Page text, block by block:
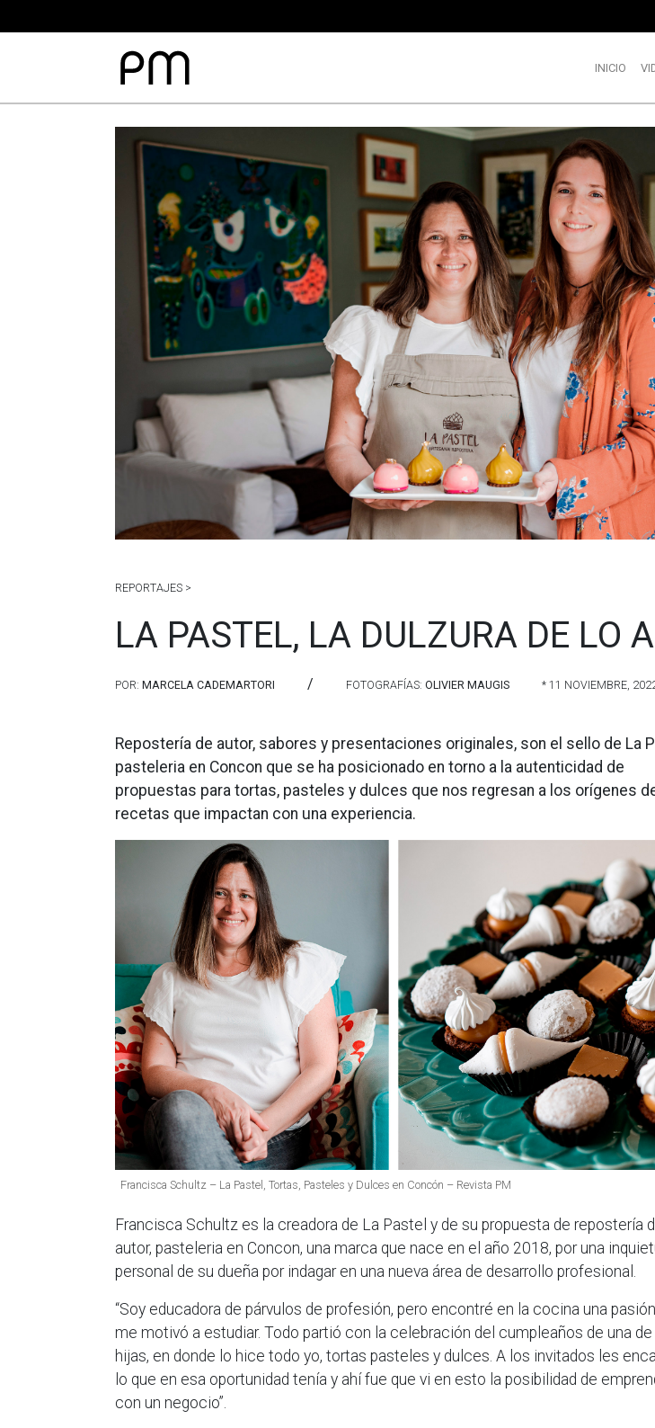
INICIO
REPORTAJES >
LA PASTEL, LA DULZURA DE LO
POR: MARCELA CADEMARTORI / FOTOGRAFÍAS: OLIVIER MAUGIS * 11 NOVIEMBRE,
Repostería de autor, sabores y presentaciones originales, son el sello de La
pasteleria en Concon que se ha posicionado en torno a la autenticidad de
propuestas para tortas, pasteles y dulces que nos regresan a los orígenes
recetas que impactan con una experiencia.
Francisca Schultz – La Pastel, Tortas, Pasteles y Dulces en Concón – Revista PM
Francisca Schultz es la creadora de La Pastel y de su propuesta de repostería
autor, pasteleria en Concon, una marca que nace en el año 2018, por una
personal de su dueña por indagar en una nueva área de desarrollo profesional.
“Soy educadora de párvulos de profesión, pero encontré en la cocina una
me motivó a estudiar. Todo partió con la celebración del cumpleaños de una
hijas, en donde lo hice todo yo, tortas pasteles y dulces. A los invitados les
lo que en esa oportunidad tenía y ahí fue que vi en esto la posibilidad de
con un negocio”.